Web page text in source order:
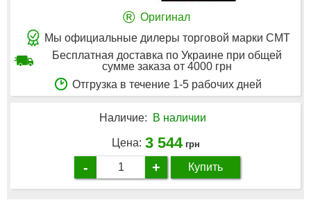
® Оригинал
Мы официальные дилеры торговой марки CMT
Бесплатная доставка по Украине при общей
сумме заказа от 4000 грн
Отгрузка в течение 1-5 рабочих дней
Наличие: В наличии
Цена: 3 544 грн
- + Купить